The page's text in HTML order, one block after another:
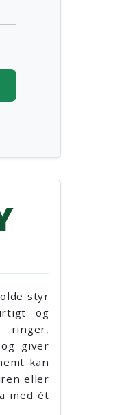
styr
og
ringer,
giver
kan
eller
med ét